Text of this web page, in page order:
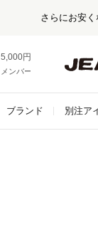
さらにお安
5,000円以上お買い上げ
メンバー登録でお得な情報
ブランド 別注ア